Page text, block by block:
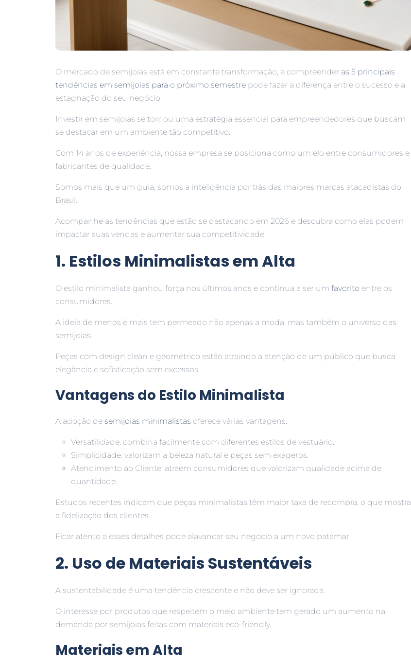
O mercado de semijoias está em constante transformação, e compreender as 5 principais
tendências em semijoias para o próximo semestre pode fazer a diferença entre o sucesso e a
estagnação do seu negócio.
Investir em semijoias se tornou uma estratégia essencial para empreendedores que buscam
se destacar em um ambiente tão competitivo.
Com 14 anos de experiência, nossa empresa se posiciona como um elo entre consumidores e
fabricantes de qualidade.
Somos mais que um guia; somos a inteligência por trás das maiores marcas atacadistas do
Brasil.
Acompanhe as tendências que estão se destacando em 2026 e descubra como elas podem
impactar suas vendas e aumentar sua competitividade.
1. Estilos Minimalistas em Alta
O estilo minimalista ganhou força nos últimos anos e continua a ser um favorito entre os
consumidores.
A ideia de menos é mais tem permeado não apenas a moda, mas também o universo das
semijoias.
Peças com design clean e geométrico estão atraindo a atenção de um público que busca
elegância e sofisticação sem excessos.
Vantagens do Estilo Minimalista
A adoção de semijoias minimalistas oferece várias vantagens:
Versatilidade: combina facilmente com diferentes estilos de vestuário.
Simplicidade: valorizam a beleza natural e peças sem exageros.
Atendimento ao Cliente: atraem consumidores que valorizam qualidade acima de
quantidade.
Estudos recentes indicam que peças minimalistas têm maior taxa de recompra, o que mostra
a fidelização dos clientes.
Ficar atento a esses detalhes pode alavancar seu negócio a um novo patamar.
2. Uso de Materiais Sustentáveis
A sustentabilidade é uma tendência crescente e não deve ser ignorada.
O interesse por produtos que respeitem o meio ambiente tem gerado um aumento na
demanda por semijoias feitas com materiais eco-friendly.
Materiais em Alta